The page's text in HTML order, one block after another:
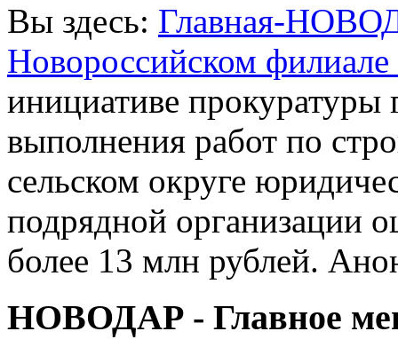
Вы здесь: Главная-
Новороссийском
инициативе прокуратуры
выполнения работ по
сельском округе
подрядной организации
более 13 млн рублей.
НОВОДАР - Главное